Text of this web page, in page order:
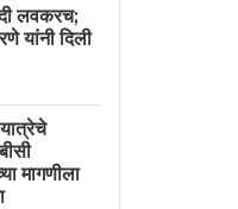
लवकरच;
यांनी दिली
यात्रेचे
मागणीला